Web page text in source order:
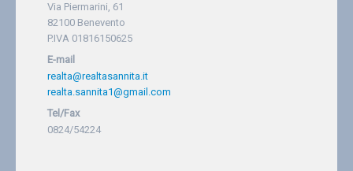
Via Piermarini, 61
82100 Benevento
P.IVA 01816150625
E-mail
realta@realtasannita.it
realta.sannita1@gmail.com
Tel/Fax
0824/54224